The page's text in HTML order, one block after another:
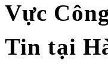
Vực
Tin tại